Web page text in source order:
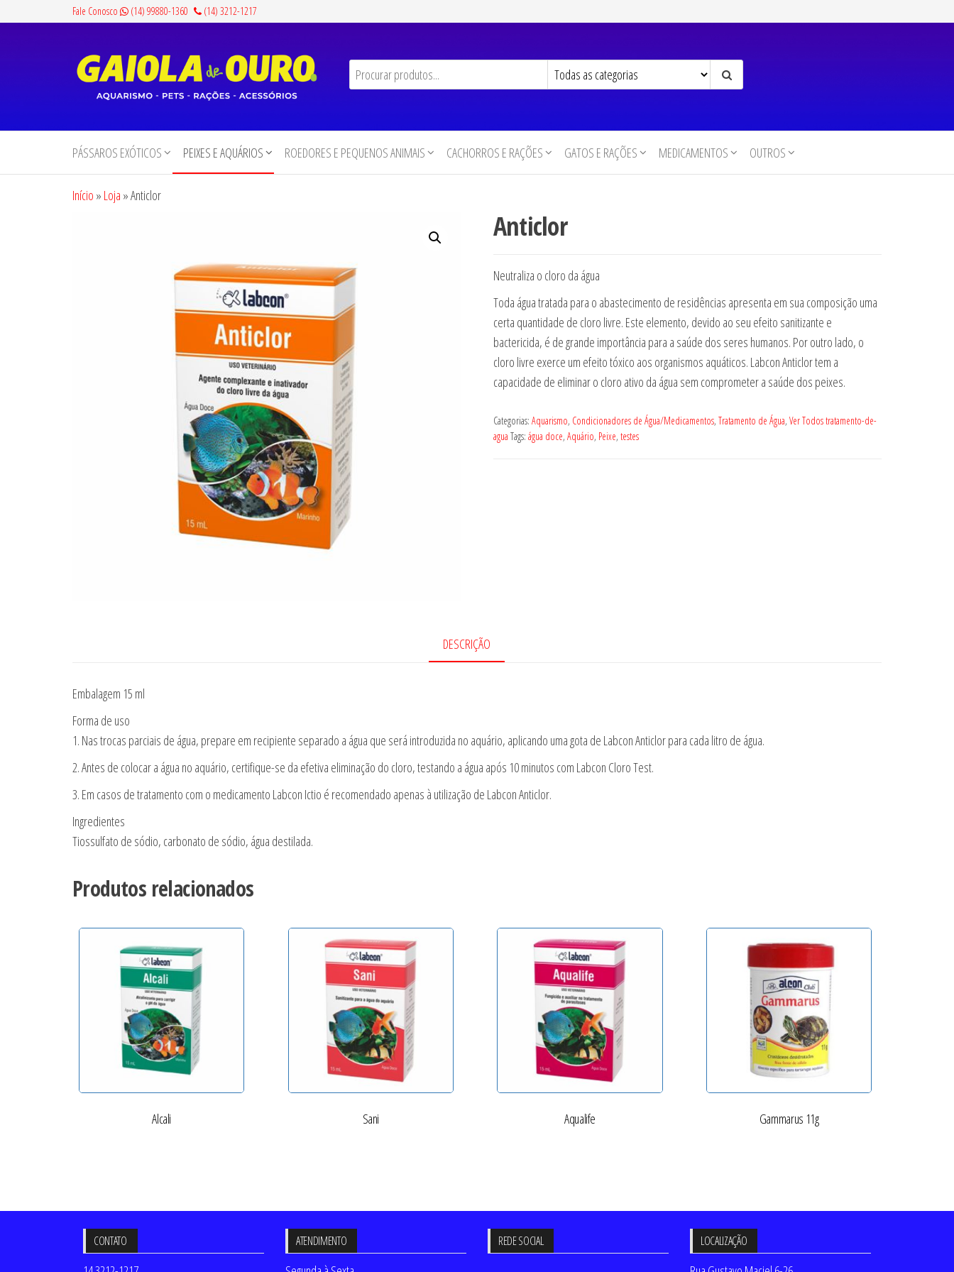
Fale Conosco (14) 99880-1360 (14) 3212-1217
de
Ouro
Pets,
Rações e
PÁSSAROS EXÓTICOS PEIXES E AQUÁRIOS ROEDORES E PEQUENOS ANIMAIS CACHORROS E RAÇÕES GATOS E RAÇÕES MEDICAMENTOS OUTROS
Início » Loja »Anticlor
Anticlor
Neutraliza o cloro da água
Toda água tratada para o abastecimento de residências apresenta em sua composição uma
certa quantidade de cloro livre. Este elemento, devido ao seu efeito sanitizante e
bactericida, é de grande importância para a saúde dos seres humanos. Por outro lado, o
cloro livre exerce um efeito tóxico aos organismos aquáticos. Labcon Anticlor tem a
capacidade de eliminar o cloro ativo da água sem comprometer a saúde dos peixes.
Categorias: Aquarismo, Condicionadores de Água/Medicamentos, Tratamento de Água, Ver Todos tratamento-de-
agua Tags: água doce, Aquário, Peixe, testes
DESCRIÇÃO
Embalagem 15 ml
Forma de uso
1. Nas trocas parciais de água, prepare em recipiente separado a água que será introduzida no aquário, aplicando uma gota de Labcon Anticlor para cada litro de água.
2. Antes de colocar a água no aquário, certifique-se da efetiva eliminação do cloro, testando a água após 10 minutos com Labcon Cloro Test.
3. Em casos de tratamento com o medicamento Labcon Ictio é recomendado apenas à utilização de Labcon Anticlor.
Ingredientes
Tiossulfato de sódio, carbonato de sódio, água destilada.
Produtos relacionados
Alcali Sani Aqualife Gammarus 11g
CONTATO ATENDIMENTO REDE SOCIAL LOCALIZAÇÃO